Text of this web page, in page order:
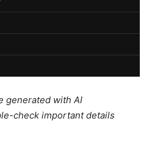
generated with AI
check important details